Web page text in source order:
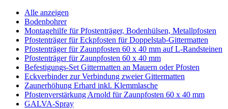
Alle anzeigen
Bodenbohrer
Montagehilfe für Pfostenträger, Bodenhülsen, Metallpfosten
Pfostenträger für Eckpfosten für Doppelstab-Gittermatten
Pfostenträger für Zaunpfosten 60 x 40 mm auf L-Randsteinen
Pfostenträger für Zaunpfosten 60 x 40 mm
Befestigungs-Set Gittermatten an Mauern oder Pfosten
Eckverbinder zur Verbindung zweier Gittermatten
Zaunerhöhung Erhard inkl. Klemmlasche
Pfostenverstärkung Arnold für Zaunpfosten 60 x 40 mm
GALVA-Spray